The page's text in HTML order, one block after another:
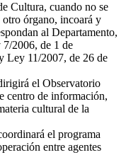
Cultura, cuando no se
otro órgano, incoará y
al Departamento,
2006, de 1 de
Ley 11/2007, de 26 de
el Observatorio
centro de información,
cultural de la
el programa
entre agentes